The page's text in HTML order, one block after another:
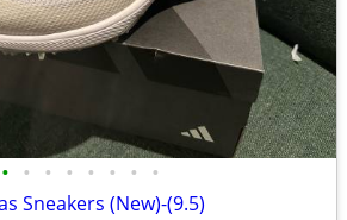
• • • • • • • •
Sneakers (New)-(9.5)